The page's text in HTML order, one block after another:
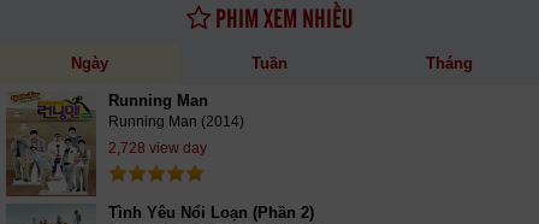
PHIM XEM NHIỀU
Ngày Tuần Tháng
Running Man
Running Man (2014)
2,728 view day
Tình Yêu Nổi Loạn (Phần 2)